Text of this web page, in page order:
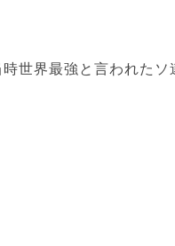
世界最強と言われた